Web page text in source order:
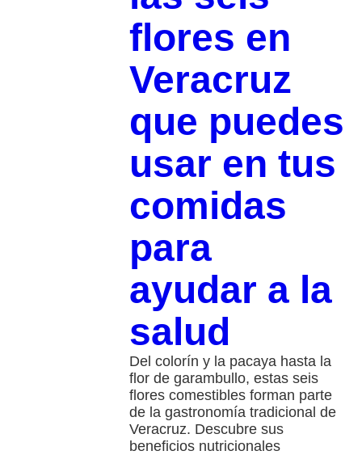
flores en
Veracruz
que puedes
usar en tus
comidas
para
ayudar a la
salud
Del colorín y la pacaya hasta la
flor de garambullo, estas seis
flores comestibles forman parte
de la gastronomía tradicional de
Veracruz. Descubre sus
beneficios nutricionales